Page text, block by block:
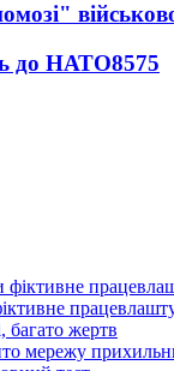
до НАТО8575
багато жертв
мережу